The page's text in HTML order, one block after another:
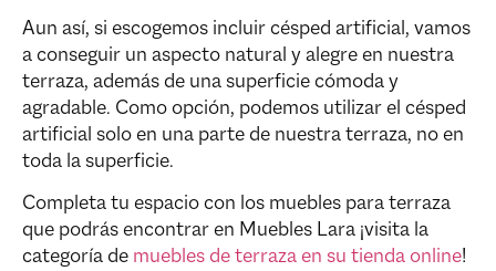
Aun así, si escogemos incluir césped artificial, vamos
a conseguir un aspecto natural y alegre en nuestra
terraza, además de una superficie cómoda y
agradable. Como opción, podemos utilizar el césped
artificial solo en una parte de nuestra terraza, no en
toda la superficie.
Completa tu espacio con los muebles para terraza
que podrás encontrar en Muebles Lara ¡visita la
categoría de muebles de terraza en su tienda online!